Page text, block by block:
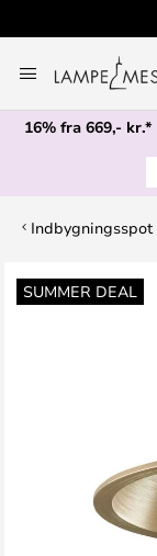
to
Content
16% fra 669,- kr.*
Indbygningsspot
SUMMER DEAL
Gå
til